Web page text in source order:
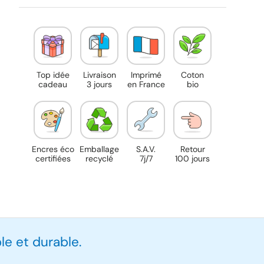
Top idée
cadeau
Livraison
3 jours
Imprimé
en France
Coton
bio
Encres éco
certifiées
Emballage
recyclé
S.A.V.
7j/7
Retour
100 jours
et durable.